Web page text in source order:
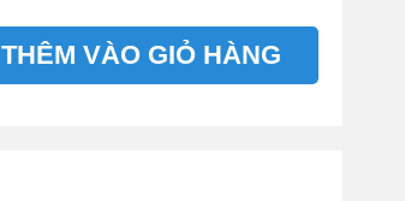
THÊM VÀO GIỎ HÀNG